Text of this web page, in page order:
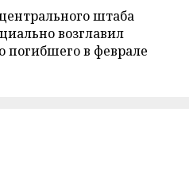
штаба
возглавил
в феврале